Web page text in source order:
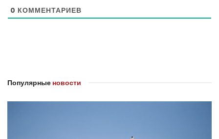
0 КОММЕНТАРИЕВ
Популярные новости